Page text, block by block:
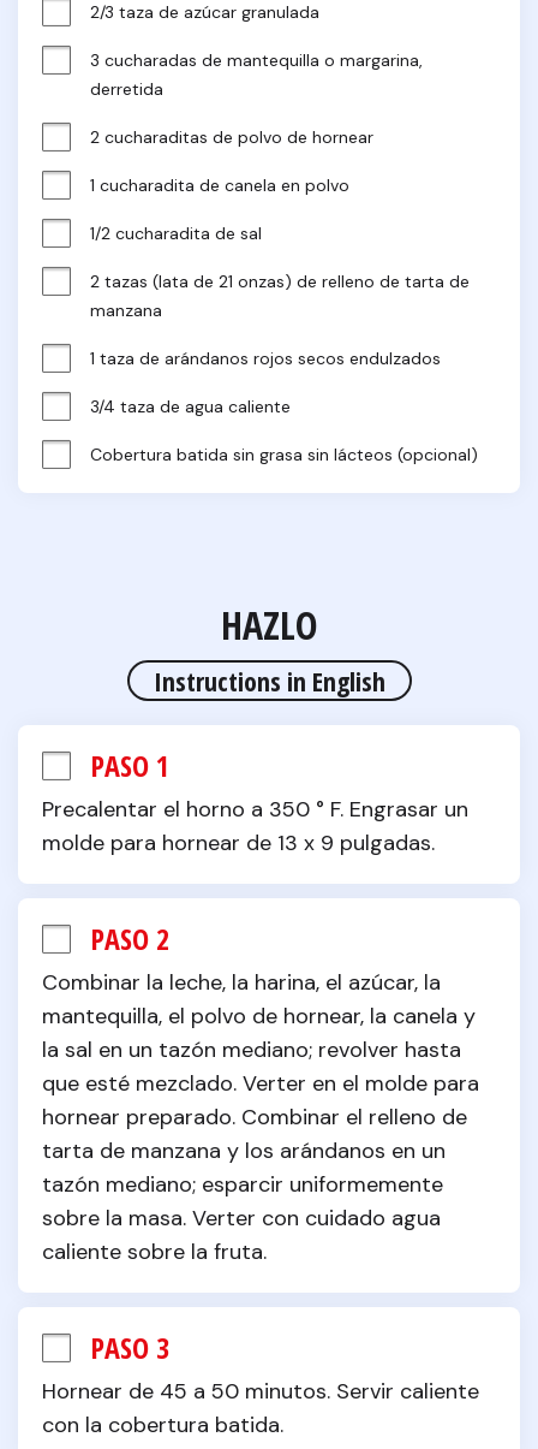
2/3 taza de azúcar granulada
3 cucharadas de mantequilla o margarina,
derretida
2 cucharaditas de polvo de hornear
1 cucharadita de canela en polvo
1/2 cucharadita de sal
2 tazas (lata de 21 onzas) de relleno de tarta de
manzana
1 taza de arándanos rojos secos endulzados
3/4 taza de agua caliente
Cobertura batida sin grasa sin lácteos (opcional)
HAZLO
Instructions in English
PASO 1
Precalentar el horno a 350 ° F. Engrasar un
molde para hornear de 13 x 9 pulgadas.
PASO 2
Combinar la leche, la harina, el azúcar, la
mantequilla, el polvo de hornear, la canela y
la sal en un tazón mediano; revolver hasta
que esté mezclado. Verter en el molde para
hornear preparado. Combinar el relleno de
tarta de manzana y los arándanos en un
tazón mediano; esparcir uniformemente
sobre la masa. Verter con cuidado agua
caliente sobre la fruta.
PASO 3
Hornear de 45 a 50 minutos. Servir caliente
con la cobertura batida.